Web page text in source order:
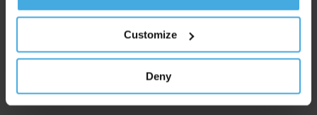
Customize
Deny
PS Vond je dit webinar waardevol en wil je het niet missen als
, je bent met ruim 9.165
anderen in goed gezelschap.